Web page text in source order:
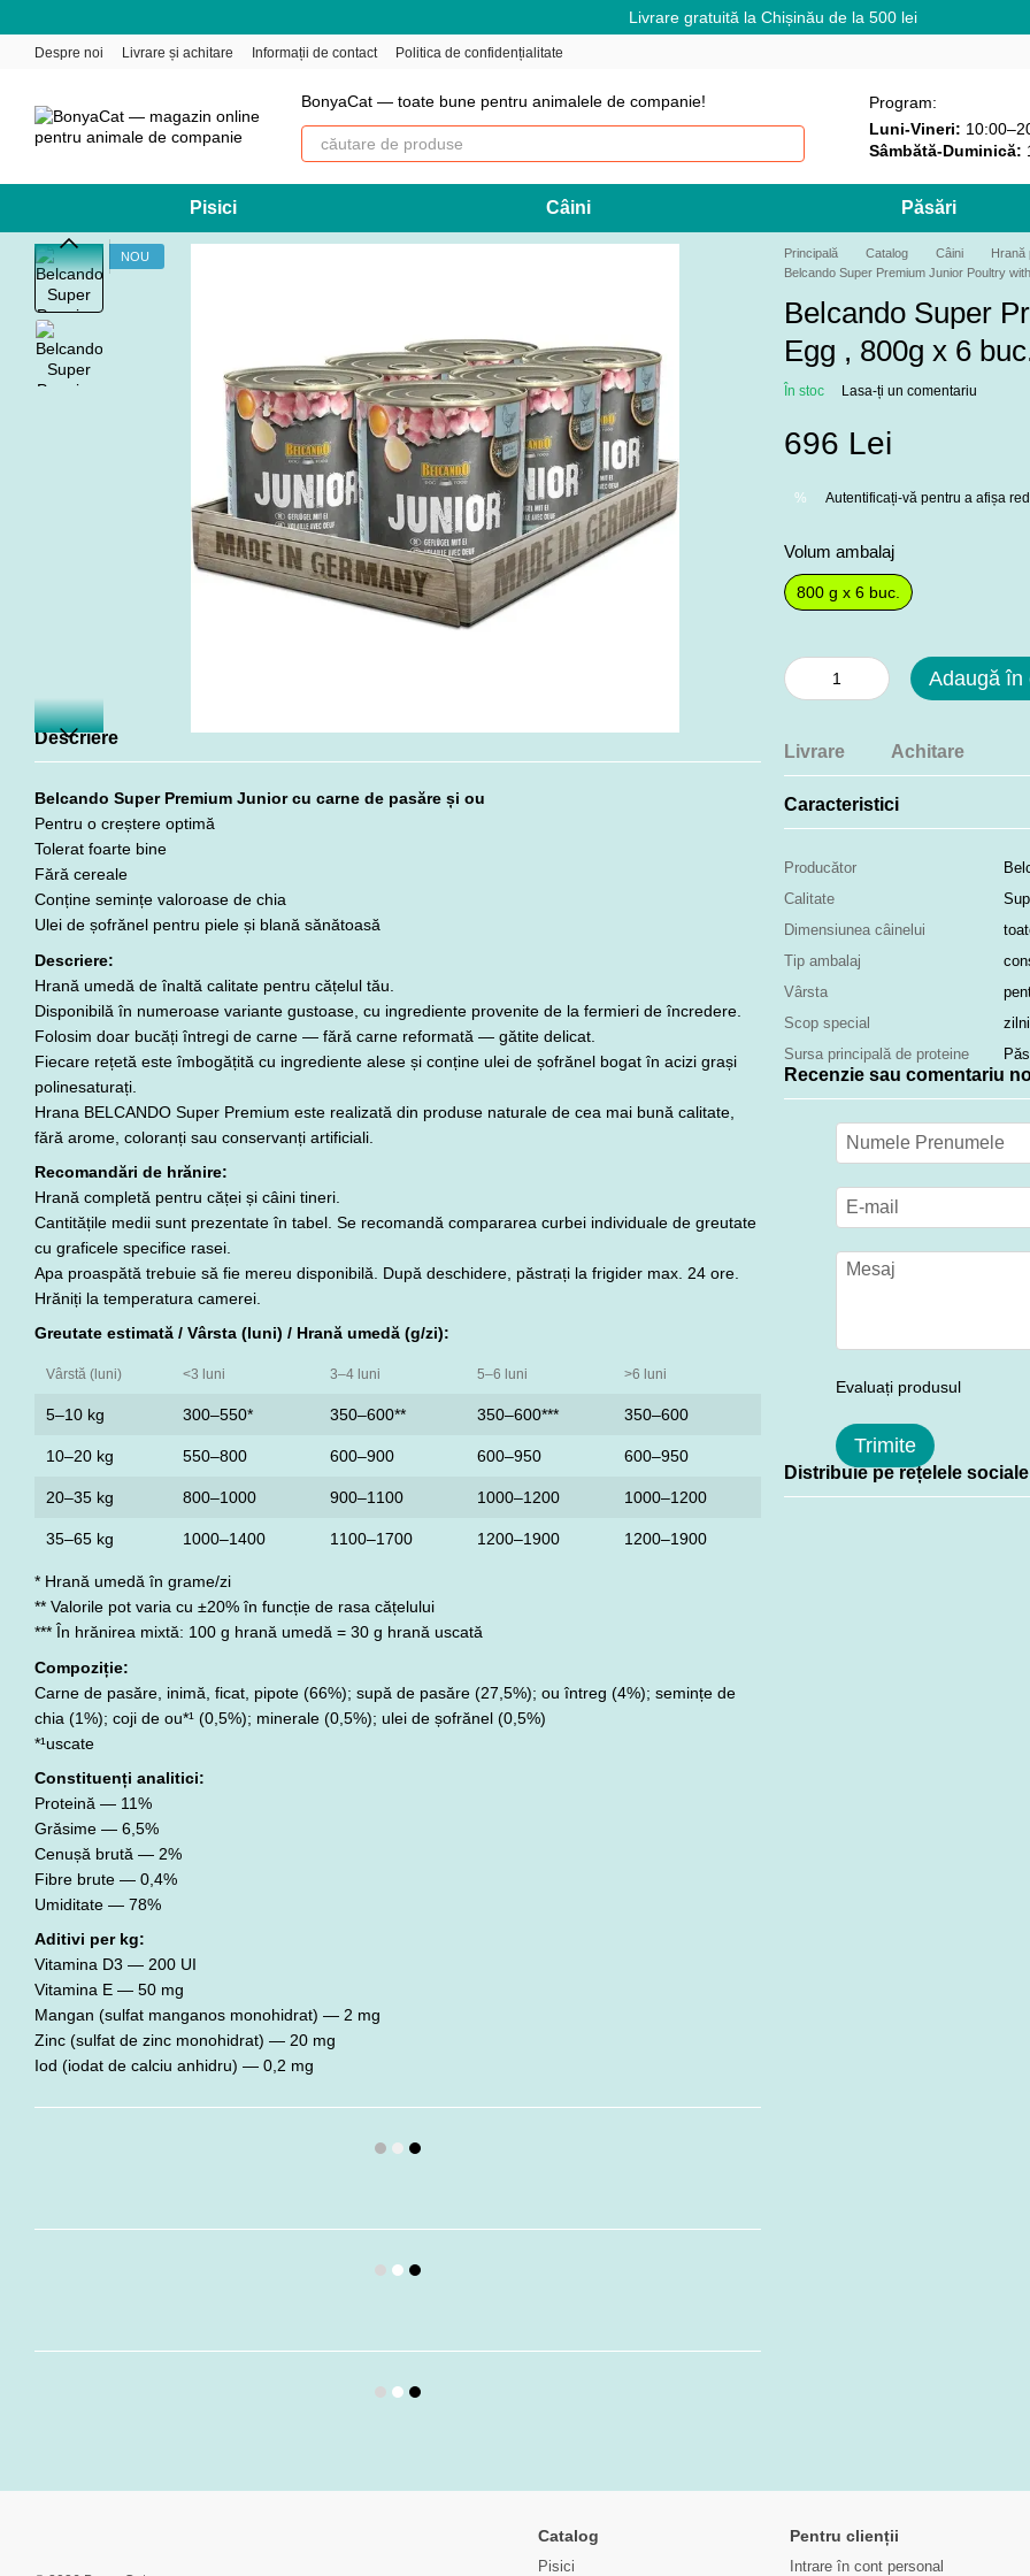
Livrare gratuită la Chișinău de la 500 lei
Despre noi Livrare și achitare Informații de contact Politica de confidențialitate
BonyaCat — toate bune pentru animalele de companie!
Program:
Luni-Vineri:
Sâmbătă-Duminică:
Pisici Câini Păsări
NOU
Descriere
Belcando Super Premium Junior cu carne de pasăre și ou
Pentru o creștere optimă
Tolerat foarte bine
Fără cereale
Conține semințe valoroase de chia
Ulei de șofrănel pentru piele și blană sănătoasă
Descriere:
Hrană umedă de înaltă calitate pentru cățelul tău.
Disponibilă în numeroase variante gustoase, cu ingrediente provenite de la fermieri de încredere.
Folosim doar bucăți întregi de carne — fără carne reformată — gătite delicat.
Fiecare rețetă este îmbogățită cu ingrediente alese și conține ulei de șofrănel bogat în acizi grași
polinesaturați.
Hrana BELCANDO Super Premium este realizată din produse naturale de cea mai bună calitate,
fără arome, coloranți sau conservanți artificiali.
Recomandări de hrănire:
Hrană completă pentru căței și câini tineri.
Cantitățile medii sunt prezentate în tabel. Se recomandă compararea curbei individuale de greutate
cu graficele specifice rasei.
Apa proaspătă trebuie să fie mereu disponibilă. După deschidere, păstrați la frigider max. 24 ore.
Hrăniți la temperatura camerei.
Greutate estimată / Vârsta (luni) / Hrană umedă (g/zi):
Vârstă (luni) <3 luni 3–4 luni 5–6 luni >6 luni
5–10 kg 300–550* 350–600** 350–600*** 350–600
10–20 kg 550–800 600–900 600–950 600–950
20–35 kg 800–1000 900–1100 1000–1200 1000–1200
35–65 kg 1000–1400 1100–1700 1200–1900 1200–1900
* Hrană umedă în grame/zi
** Valorile pot varia cu ±20% în funcție de rasa cățelului
*** În hrănirea mixtă: 100 g hrană umedă = 30 g hrană uscată
Compoziție:
Carne de pasăre, inimă, ficat, pipote (66%); supă de pasăre (27,5%); ou întreg (4%); semințe de
chia (1%); coji de ou*¹ (0,5%); minerale (0,5%); ulei de șofrănel (0,5%)
*¹uscate
Constituenți analitici:
Proteină — 11%
Grăsime — 6,5%
Cenușă brută — 2%
Fibre brute — 0,4%
Umiditate — 78%
Aditivi per kg:
Vitamina D3 — 200 UI
Vitamina E — 50 mg
Mangan (sulfat manganos monohidrat) — 2 mg
Zinc (sulfat de zinc monohidrat) — 20 mg
Iod (iodat de calciu anhidru) — 0,2 mg
Principală Catalog Câini Hrană
Belcando Super Premium Junior Poultry
Belcando Super
Egg , 800g x 6
În stoc Lasa-ți un comentariu
696 Lei
% Autentificați-vă pentru a afișa
Volum ambalaj
800 g x 6 buc.
Adaugă în
Livrare Achitare
Caracteristici
Producător
Calitate
Dimensiunea câinelui
Tip ambalaj
Vârsta
Scop special
Sursa principală de proteine
Recenzie sau comentariu
Evaluați produsul
Trimite
Distribuie pe rețelele sociale
Catalog
Pisici
Pentru clienții
Intrare în cont personal